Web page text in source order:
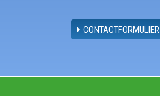
CONTACTFORMULIER